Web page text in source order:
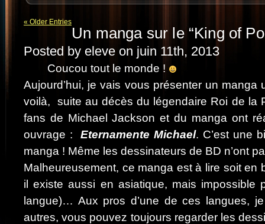
« Older Entries
Un manga sur le “King of
Posted by eleve on juin 11th, 2013
Coucou tout le monde !
Aujourd’hui, je vais vous présenter un
voilà, suite au décès du légendaire Roi de la
fans de Michael Jackson et du manga ont
ouvrage :Eternamente Michael. C’est une
manga ! Même les dessinateurs de BD n’ont
Malheureusement, ce manga est à lire soit en
il existe aussi en asiatique, mais impossible
langue)… Aux pros d’une de ces langues,
autres, vous pouvez toujours regarder les